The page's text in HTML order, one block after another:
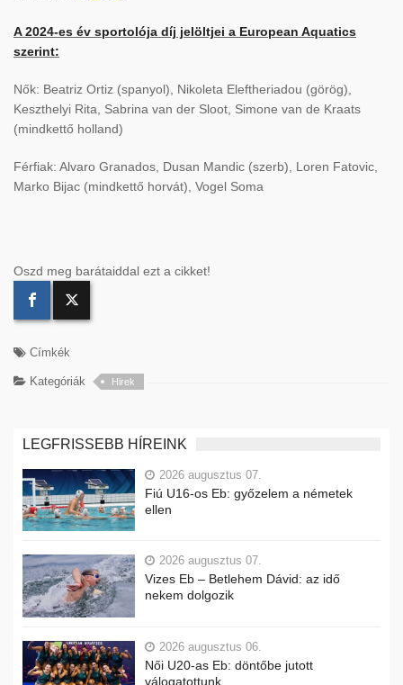
A 2024-es év sportolója díj jelöltjei a European Aquatics
szerint:
Nők: Beatriz Ortiz (spanyol), Nikoleta Eleftheriadou (görög),
Keszthelyi Rita, Sabrina van der Sloot, Simone van de Kraats
(mindkettő holland)
Férfiak: Alvaro Granados, Dusan Mandic (szerb), Loren Fatovic,
Marko Bijac (mindkettő horvát), Vogel Soma
Oszd meg barátaiddal ezt a cikket!
Címkék
Kategóriák Hirek
LEGFRISSEBB HÍREINK
2026 augusztus 07.
Fiú U16-os Eb: győzelem a németek
ellen
2026 augusztus 07.
Vizes Eb – Betlehem Dávid: az idő
nekem dolgozik
2026 augusztus 06.
Női U20-as Eb: döntőbe jutott
válogatottunk